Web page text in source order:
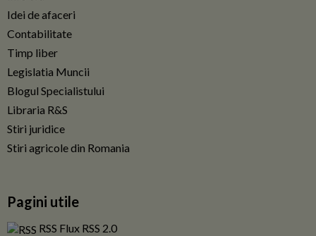
Idei de afaceri
Contabilitate
Timp liber
Legislatia Muncii
Blogul Specialistului
Libraria R&S
Stiri juridice
Stiri agricole din Romania
Pagini utile
RSS Flux RSS 2.0